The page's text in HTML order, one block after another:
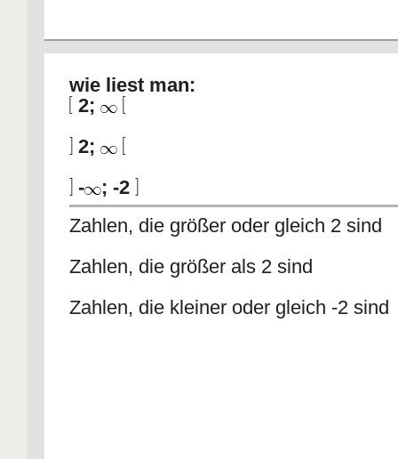
wie liest man:
2;
2;
-
; -2
Zahlen, die größer oder gleich 2 sind
Zahlen, die größer als 2 sind
Zahlen, die kleiner oder gleich -2 sind